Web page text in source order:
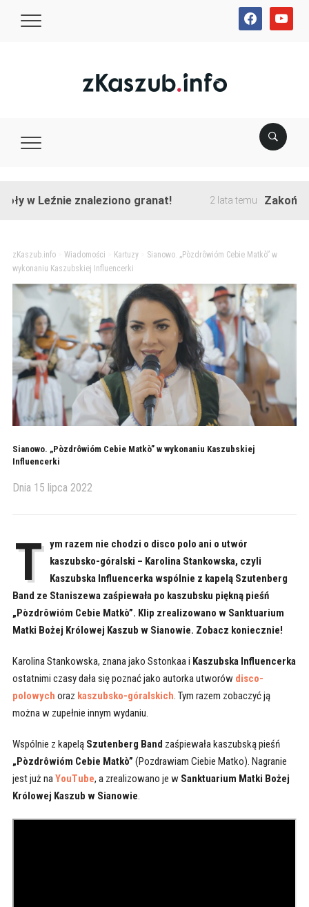
facebookyoutube
znaleziono granat! 2 lata temu Zakończono
zKaszub.info> Wiadomości Kartuzy> Sianowo. „Pòzdrôwióm Cebie Matkò” w
wykonaniu Kaszubskiej Influencerki
Sianowo. „Pòzdrôwióm Cebie Matkò” w wykonaniu Kaszubskiej
Influencerki
Dnia 15 lipca 2022
T ym razem nie chodzi o disco polo ani o utwór
kaszubsko-góralski – Karolina Stankowska, czyli
Kaszubska Influencerka wspólnie z kapelą Szutenberg
Band ze Staniszewa zaśpiewała po kaszubsku piękną pieśń
„Pòzdrôwióm Cebie Matkò”. Klip zrealizowano w Sanktuarium
Matki Bożej Królowej Kaszub w Sianowie. Zobacz koniecznie!
Karolina Stankowska, znana jako Sstonkaa i Kaszubska Influencerka
ostatnimi czasy dała się poznać jako autorka utworów disco-
polowych oraz kaszubsko-góralskich. Tym razem zobaczyć ją
można w zupełnie innym wydaniu.
Wspólnie z kapelą Szutenberg Band zaśpiewała kaszubską pieśń
„Pòzdrôwióm Cebie Matkò” (Pozdrawiam Ciebie Matko). Nagranie
jest już naYouTube, a zrealizowano je w Sanktuarium Matki Bożej
Królowej Kaszub w Sianowie.